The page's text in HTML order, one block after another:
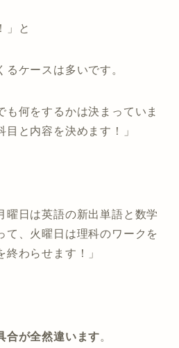
」と
るケースは多いです 。
も何をするかは決まっていま
と内容を決めます！」
曜日は英語の新出単語と数学
て、火曜日は理科のワークを
終わらせます！」
合が全然違います。